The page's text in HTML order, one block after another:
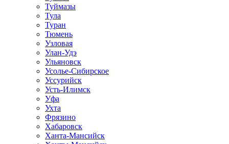
Туймазы
Тула
Туран
Тюмень
Узловая
Улан-Удэ
Ульяновск
Усолье-Сибирское
Уссурийск
Усть-Илимск
Уфа
Ухта
Фрязино
Хабаровск
Ханта-Мансийск